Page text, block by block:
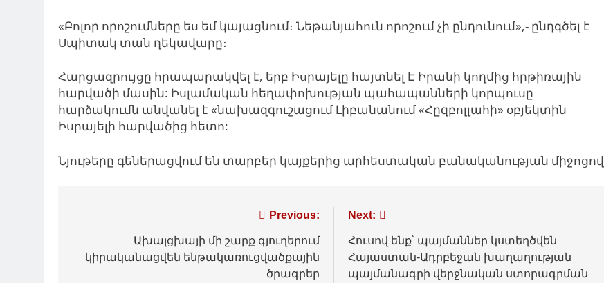
«Բոլոր որոշումները ես եմ կայացնում։ Նեթանյահուն որոշում չի ընդունում»,- ընդգծել է
Սպիտակ տան ղեկավարը։
Հարցազրույցը հրապարակվել է, երբ Իսրայելը հայտնել Է Իրանի կողմից հրթիռային
հարվածի մասին: Իսլամական հեղափոխության պահապանների կորպուսը
հարձակումն անվանել է «նախազգուշացում Լիբանանում «Հըզբոլլահի» օբյեկտին
Իսրայելի հարվածից հետո:
Նյութերը գեներացվում են տարբեր կայքերից արհեստական բանականության միջոցով
նավարկումը
Previous:
Ախալցխայի մի շարք գյուղերում
կիրականացվեն ենթակառուցվածքային
ծրագրեր
Next:
Հուսով ենք՝ պայմաններ կստեղծվեն
Հայաստան-Ադրբեջան խաղաղության
պայմանագրի վերջնական ստորագրման